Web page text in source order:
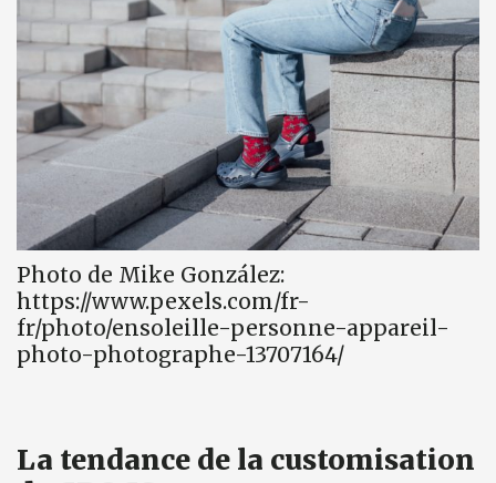
Photo de Mike González:
https://www.pexels.com/fr-
fr/photo/ensoleille-personne-appareil-
photo-photographe-13707164/
La tendance de la customisation